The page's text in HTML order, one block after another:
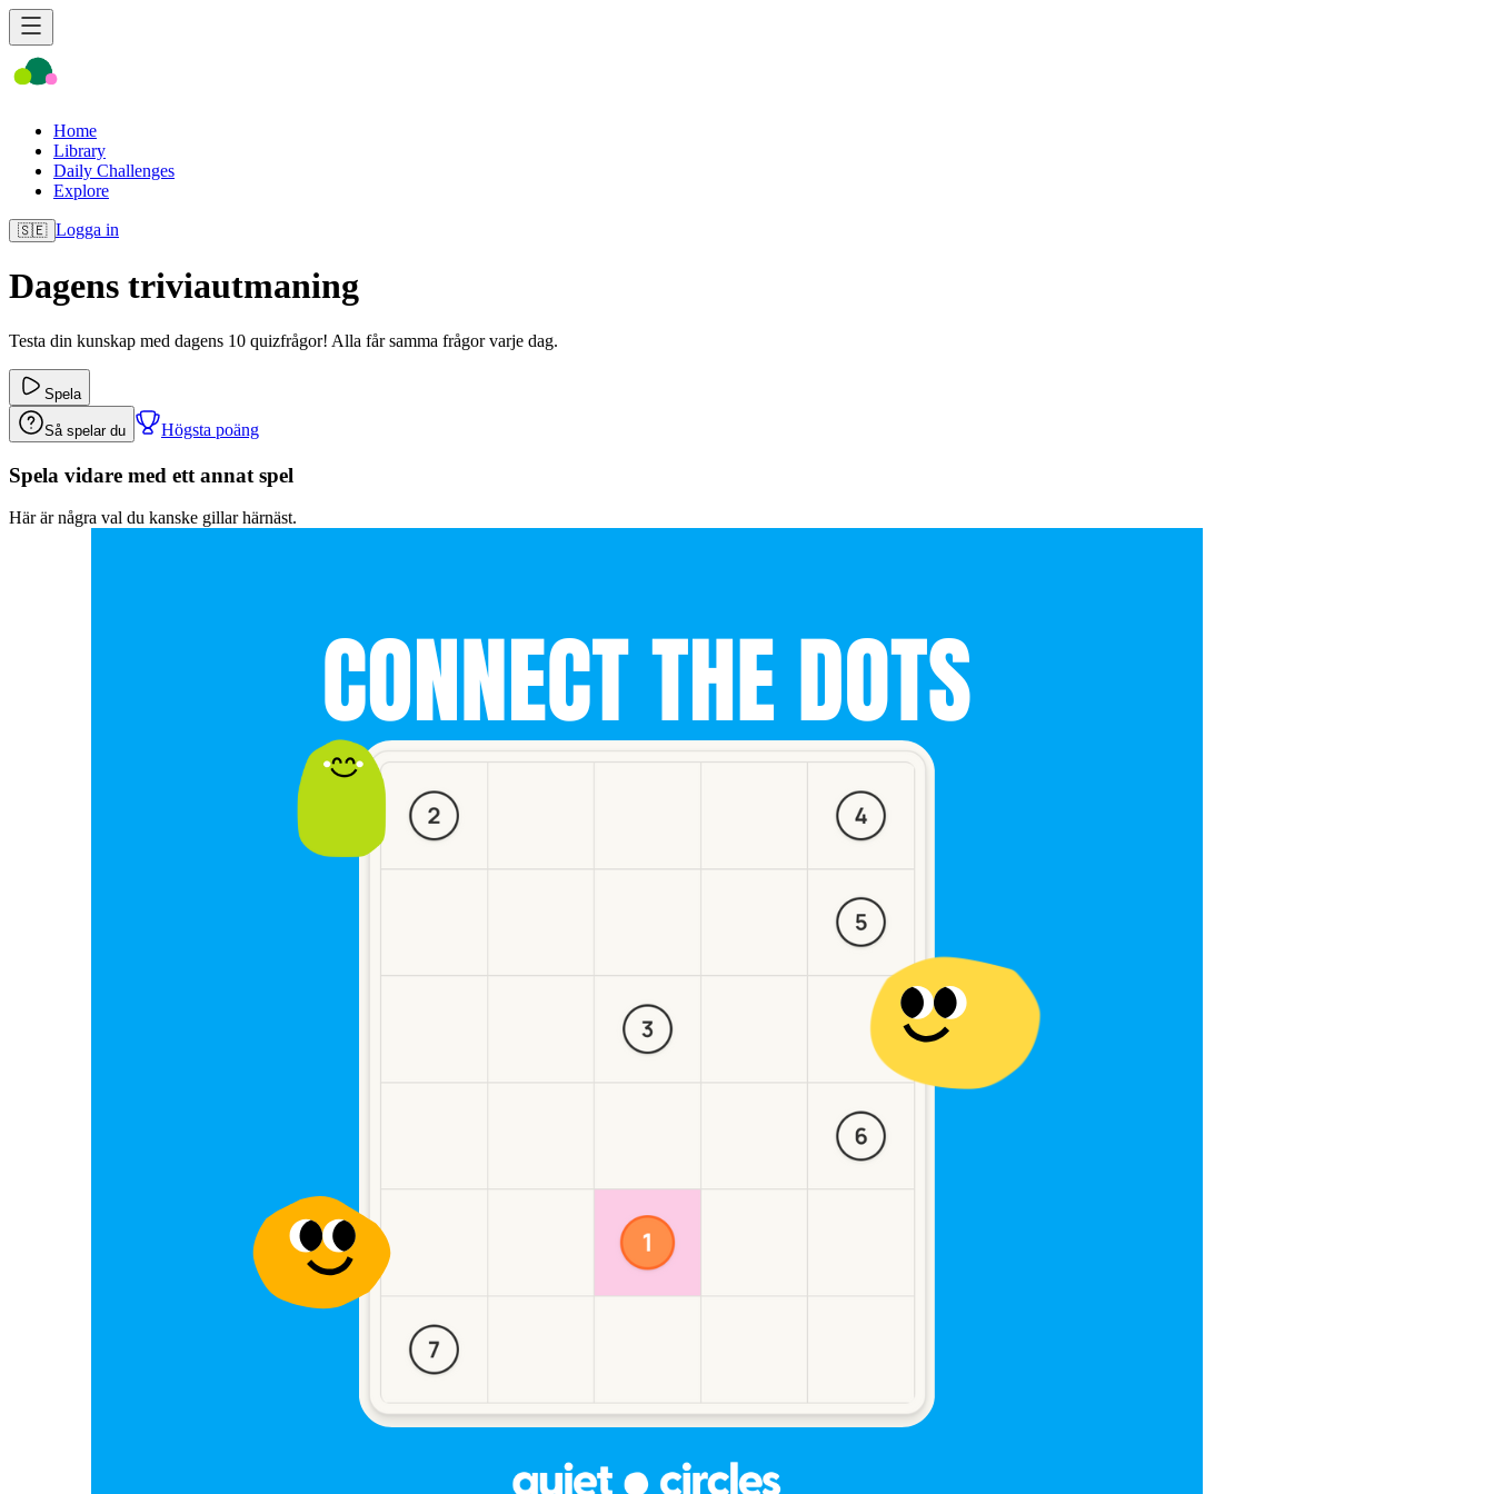
Home
Library
Daily Challenges
Explore
🇸🇪 Logga in
Dagens triviautmaning
Testa din kunskap med dagens 10 quizfrågor! Alla får samma frågor varje dag.
Spela
Så spelar du Högsta poäng
Spela vidare med ett annat spel
Här är några val du kanske gillar härnäst.